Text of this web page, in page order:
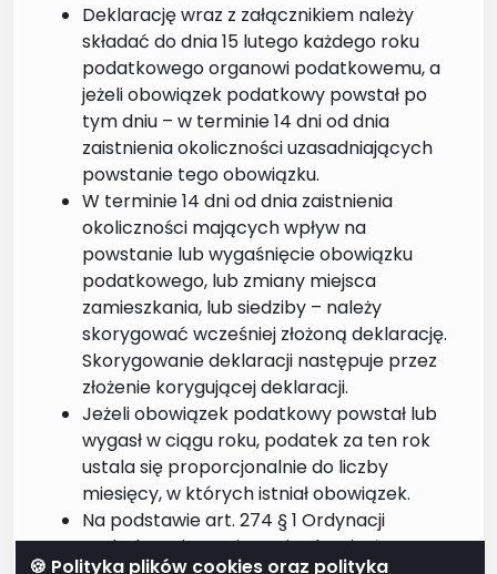
🍪 Polityka plików cookies oraz polityka
Deklarację wraz z załącznikiem należy
składać do dnia 15 lutego każdego roku
podatkowego organowi podatkowemu, a
jeżeli obowiązek podatkowy powstał po
tym dniu – w terminie 14 dni od dnia
zaistnienia okoliczności uzasadniających
powstanie tego obowiązku.
W terminie 14 dni od dnia zaistnienia
okoliczności mających wpływ na
powstanie lub wygaśnięcie obowiązku
podatkowego, lub zmiany miejsca
zamieszkania, lub siedziby – należy
skorygować wcześniej złożoną deklarację.
Skorygowanie deklaracji następuje przez
złożenie korygującej deklaracji.
Jeżeli obowiązek podatkowy powstał lub
wygasł w ciągu roku, podatek za ten rok
ustala się proporcjonalnie do liczby
miesięcy, w których istniał obowiązek.
Na podstawie art. 274 § 1 Ordynacji
podatkowej w razie stwierdzenia, że